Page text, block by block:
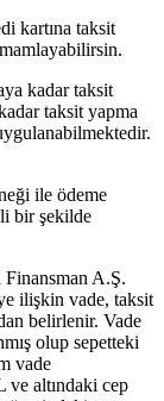
kartına taksit
kadar taksit
taksit yapma
ile ödeme
bir şekilde
A.Ş.
ilişkin vade, taksit
belirlenir. Vade
olup sepetteki
vade
ve altındaki cep